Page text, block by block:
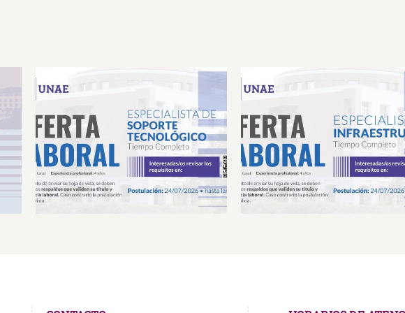
Oferta Laboral Especialista de
Soporte Tecnológico
Oferta Laboral Especialista
Infraestructura